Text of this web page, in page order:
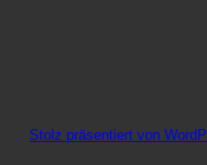
Stolz präsentiert von